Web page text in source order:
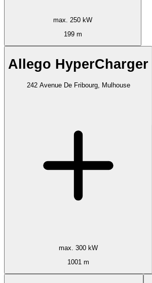
max. 250 kW
199 m
Allego HyperCharger
242 Avenue De Fribourg, Mulhouse
max. 300 kW
1001 m